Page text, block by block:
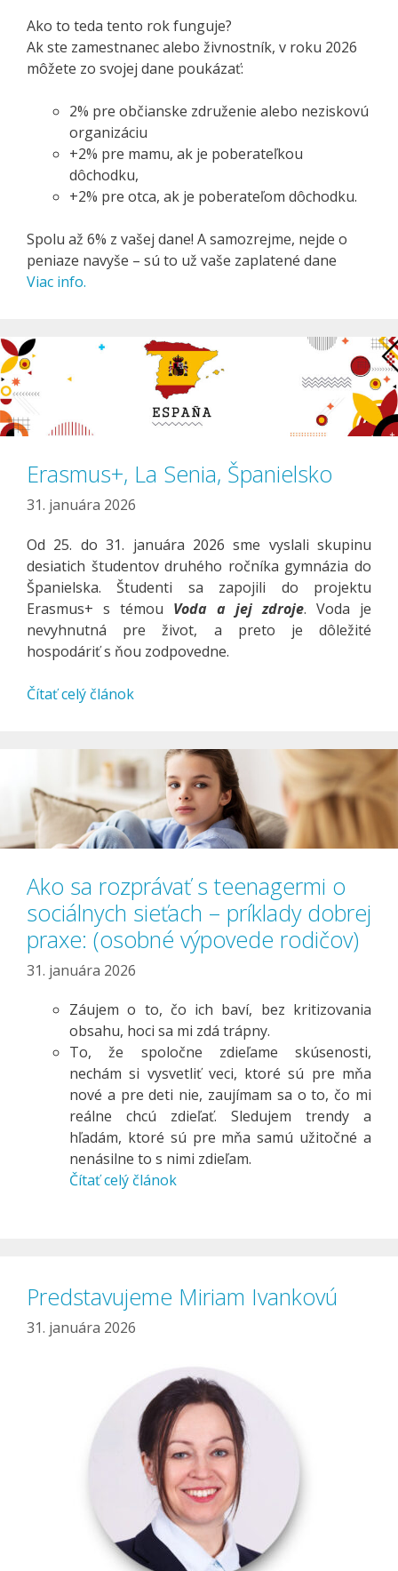
Ako to teda tento rok funguje?
Ak ste zamestnanec alebo živnostník, v roku 2026
môžete zo svojej dane poukázať:
2% pre občianske združenie alebo neziskovú
organizáciu
+2% pre mamu, ak je poberateľkou
dôchodku,
+2% pre otca, ak je poberateľom dôchodku.
Spolu až 6% z vašej dane! A samozrejme, nejde o
peniaze navyše – sú to už vaše zaplatené dane
Viac info.
Erasmus+, La Senia, Španielsko
31. januára 2026
Od 25. do 31. januára 2026 sme vyslali skupinu
desiatich študentov druhého ročníka gymnázia do
Španielska. Študenti sa zapojili do projektu
Erasmus+ s témou Voda a jej zdroje. Voda je
nevyhnutná pre život, a preto je dôležité
hospodáriť s ňou zodpovedne.
Čítať celý článok
Ako sa rozprávať s teenagermi o
sociálnych sieťach – príklady dobrej
praxe: (osobné výpovede rodičov)
31. januára 2026
Záujem o to, čo ich baví, bez kritizovania
obsahu, hoci sa mi zdá trápny.
To, že spoločne zdieľame skúsenosti,
nechám si vysvetliť veci, ktoré sú pre mňa
nové a pre deti nie, zaujímam sa o to, čo mi
reálne chcú zdieľať. Sledujem trendy a
hľadám, ktoré sú pre mňa samú užitočné a
nenásilne to s nimi zdieľam.
Čítať celý článok
Predstavujeme Miriam Ivankovú
31. januára 2026